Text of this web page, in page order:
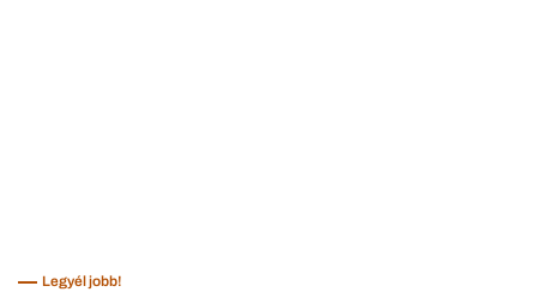
Üzlet
Legyél jobb!